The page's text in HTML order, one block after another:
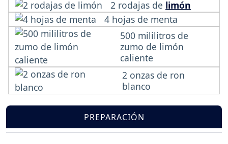
2 rodajas de limón
4 hojas de menta
500 mililitros de
zumo de limón
caliente
2 onzas de ron
blanco
PREPARACIÓN